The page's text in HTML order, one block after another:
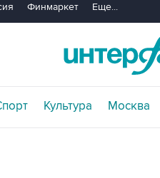
Финмаркет Еще...
Культура Москва